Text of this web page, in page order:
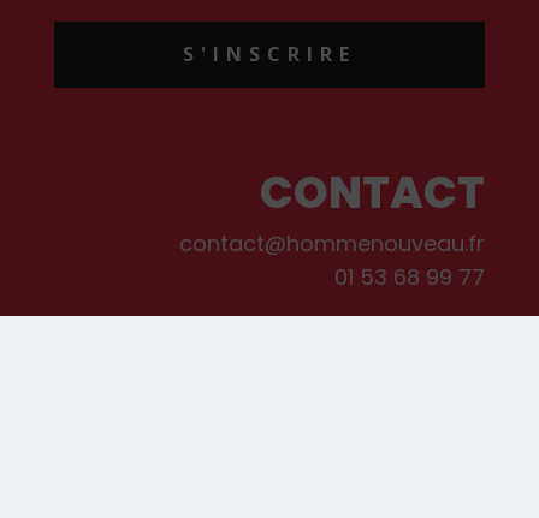
S'INSCRIRE
CONTACT
contact@hommenouveau.fr
01 53 68 99 77